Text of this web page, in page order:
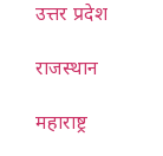
उत्तर प्रदेश
राजस्थान
महाराष्ट्र